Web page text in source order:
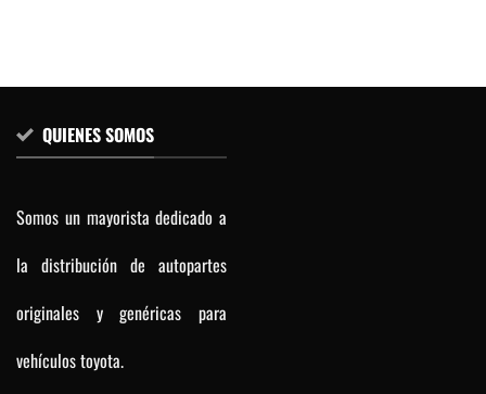
QUIENES SOMOS
Somos un mayorista dedicado a
la distribución de autopartes
originales y genéricas para
vehículos toyota.